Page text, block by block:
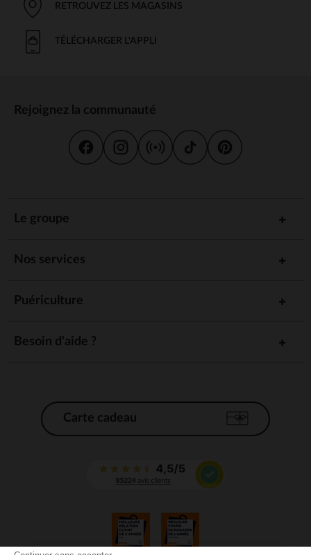
RETROUVEZ LES MAGASINS
TÉLÉCHARGER L'APPLI
Rejoignez la communauté
Le groupe
Nos services
Puériculture
Besoin d'aide ?
Carte cadeau